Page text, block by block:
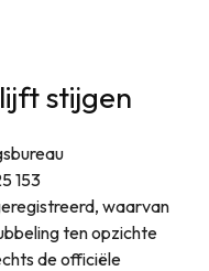
stijgen
153
waarvan
ten opzichte
de officiële